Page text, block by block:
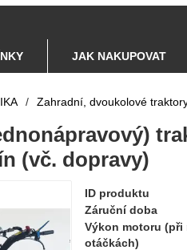
JAK NAKUPOVAT
/ Zahradní, dvoukolové
(vč. dopravy)
ID produktu
Záruční doba
Výkon motoru (při
otáčkách)